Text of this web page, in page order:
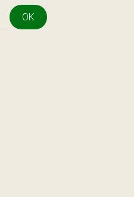
OK